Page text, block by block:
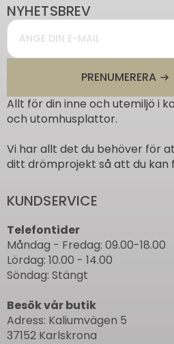
NYHETSBREV
Email
PRENUMERERA
Allt för din inne och utemiljö i
och utomhusplattor.
Vi har allt det du behöver för
ditt drömprojekt så att du kan
KUNDSERVICE
Telefontider
Måndag - Fredag: 09.00-18.00
Lördag: 10.00 - 14.00
Söndag: Stängt
Besök vår butik
Adress: Kaliumvägen 5
37152 Karlskrona